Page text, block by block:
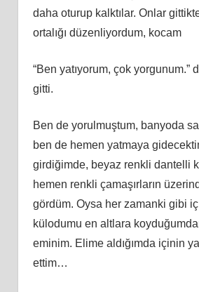
daha oturup kalktılar. Onlar
ortalığı düzenliyordum, kocam
“Ben yatıyorum, çok yorgunum.”
gitti.
Ben de yorulmuştum, banyoda
ben de hemen yatmaya
girdiğimde, beyaz renkli dantelli
hemen renkli çamaşırların
gördüm. Oysa her zamanki gibi iç
külodumu en altlara
eminim. Elime aldığımda içinin
ettim…